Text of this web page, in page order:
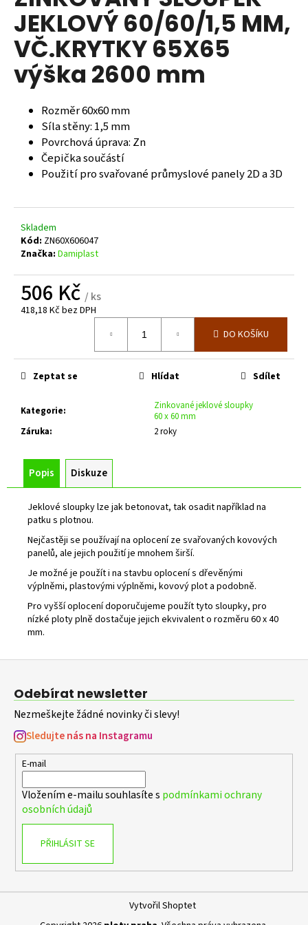
0,0
z
5
hvězdiček.
JEKLOVÝ 60/60/1,5 MM,
VČ.KRYTKY 65X65
výška 2600 mm
Rozměr 60x60 mm
Síla stěny: 1,5 mm
Povrchová úprava: Zn
Čepička součástí
Použití pro svařované průmyslové panely 2D a 3D
Skladem
Kód: ZN60X606047
Značka: Damiplast
506 Kč / ks
418,18 Kč bez DPH
DO KOŠÍKU
Kategorie:
Zinkované jeklové sloupky
60 x 60 mm
Záruka: 2 roky
Zeptat se Hlídat Sdílet
Popis Diskuze
Jeklové sloupky lze jak betonovat, tak osadit například na
patku s plotnou.
Nejčastěji se používají na oplocení ze svařovaných kovových
panelů, ale jejich použití je mnohem širší.
Je možné je použít i na stavbu oplocení s dřevěnými
výplněmi, plastovými výplněmi, kovový plot a podobně.
Pro vyšší oplocení doporučujeme použít tyto sloupky, pro
nízké ploty plně dostačuje jejich ekvivalent o rozměru 60 x 40
mm.
a
j
í
t
?
HLEDAT
D
o
p
r
u
č
e
m
PLOTOVÝ
SLOUPEK
ZN+PVC,
PRŮMĚR
38MM,
STĚNY
1,25MM,
1400
126
Odebírat newsletter
Nezmeškejte žádné novinky či slevy!
Sledujte nás na Instagramu
E-mail
Vložením e-mailu souhlasíte s podmínkami ochrany
osobních údajů
PŘIHLÁSIT SE
Vytvořil Shoptet